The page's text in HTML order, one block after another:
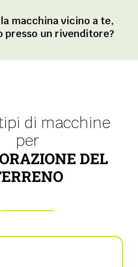
macchina vicino a te,
presso un rivenditore?
di macchine
per
DEL